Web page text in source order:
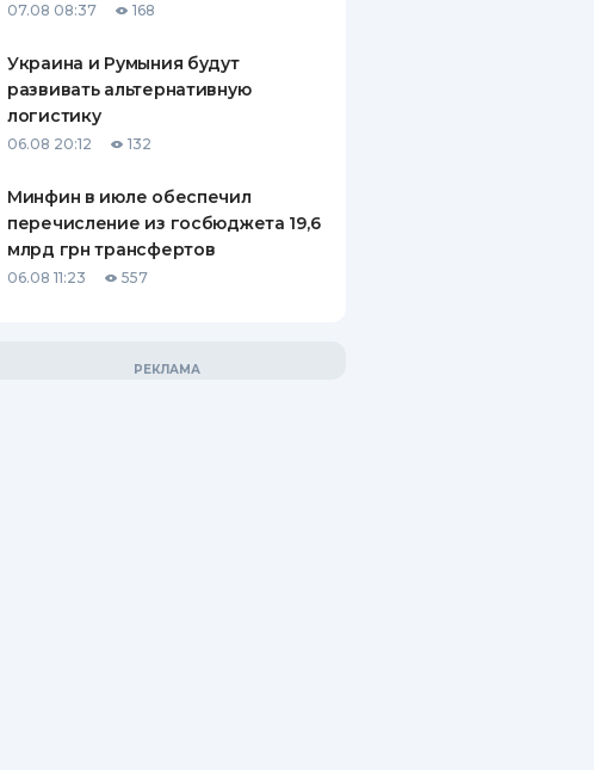
07.08 08:37 168
Украина и Румыния будут
развивать альтернативную
логистику
06.08 20:12 132
Минфин в июле обеспечил
перечисление из госбюджета 19,6
млрд грн трансфертов
06.08 11:23 557